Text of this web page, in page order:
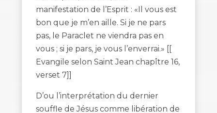
manifestation de l’Esprit : «Il vous est
bon que je m’en aille. Si je ne pars
pas, le Paraclet ne viendra pas en
vous ; si je pars, je vous l’enverrai.» [[
Evangile selon Saint Jean chapître 16,
verset 7]]
D’ou l’interprétation du dernier
souffle de Jésus comme libération de